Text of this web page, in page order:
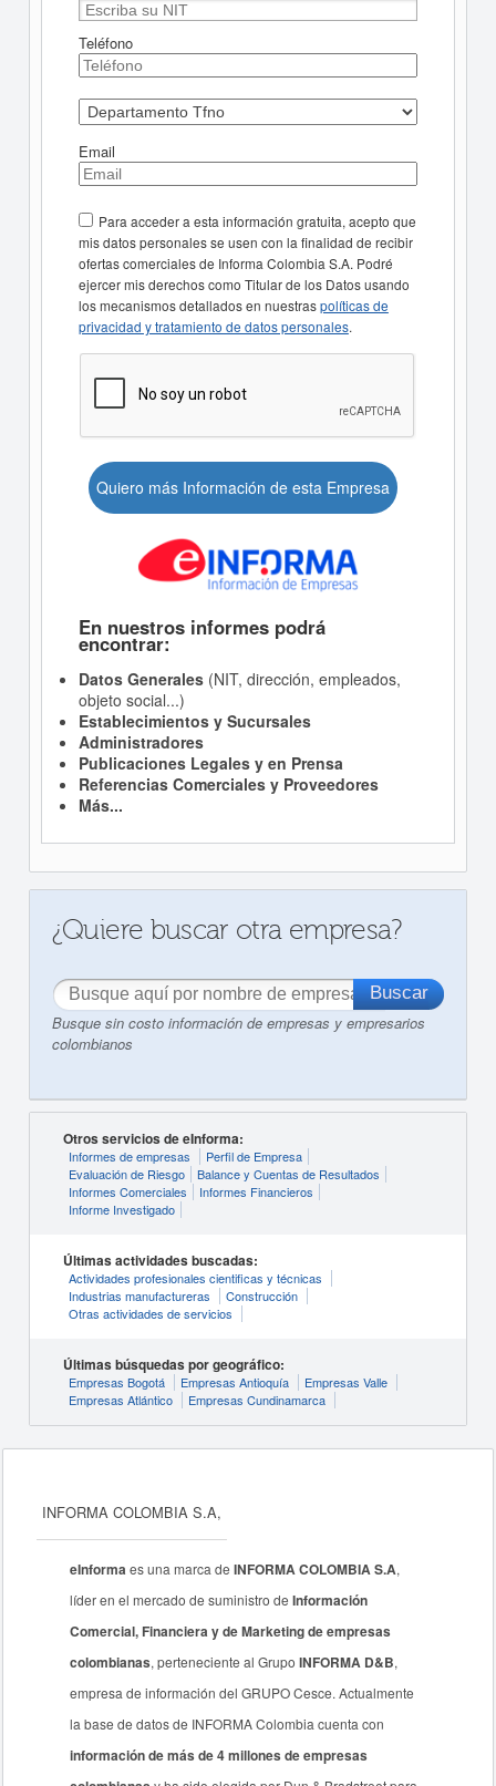
Teléfono
Email
Para acceder a esta información gratuita, acepto que
mis datos personales se usen con la finalidad de recibir
ofertas comerciales de Informa Colombia S.A. Podré
ejercer mis derechos como Titular de los Datos usando
los mecanismos detallados en nuestraspolíticas de
privacidad y tratamiento de datos personales.
Quiero más Información de esta Empresa
En nuestros informes podrá
encontrar:
Datos Generales(NIT, dirección, empleados,
objeto social...)
Establecimientos y Sucursales
Administradores
Publicaciones Legales y en Prensa
Referencias Comerciales y Proveedores
Más...
¿Quiere buscar otra empresa?
Busque sin costo información de empresas y empresarios
colombianos
Otros servicios de eInforma:
Informes de empresas
Perfil de Empresa
Evaluación de Riesgo
Balance y Cuentas de Resultados
Informes Comerciales
Informes Financieros
Informe Investigado
Últimas actividades buscadas:
Actividades profesionales cientificas y técnicas
Industrias manufactureras
Construcción
Otras actividades de servicios
Últimas búsquedas por geográfico:
Empresas Bogotá Empresas Antioquía
Empresas Valle
Empresas Atlántico
Empresas Cundinamarca
INFORMA COLOMBIA S.A,
eInformaes una marca deINFORMA COLOMBIA S.A,
líder en el mercado de suministro deInformación
Comercial, Financiera y de Marketing de empresas
colombianas, perteneciente al GrupoINFORMA D&B,
empresa de información del GRUPO Cesce. Actualmente
la base de datos de INFORMA Colombia cuenta con
información de más de 4 millones de empresas